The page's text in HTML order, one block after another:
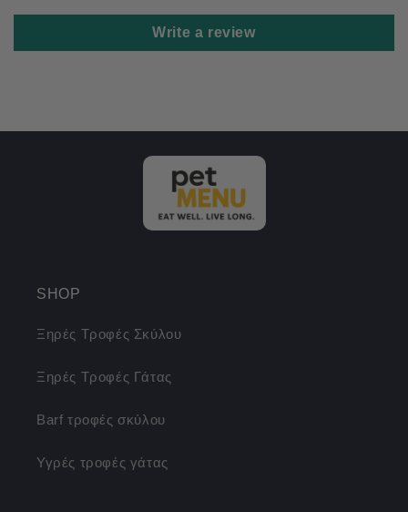
Write a review
SHOP
Ξηρές Τροφές Σκύλου
Ξηρές Τροφές Γάτας
Barf τροφές σκύλου
Υγρές τροφές γάτας